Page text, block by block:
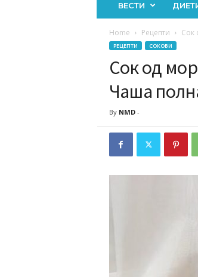
ВЕСТИ
Home Рецепти Сок
РЕЦЕПТИ СОКОВИ
Сок од
Чаша
By NMD-